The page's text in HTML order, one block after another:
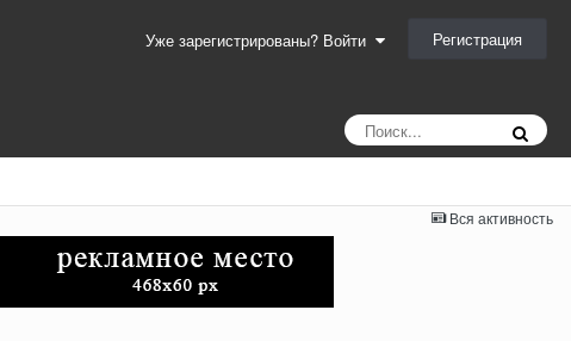
Уже зарегистрированы? Войти Регистрация
Вся активность